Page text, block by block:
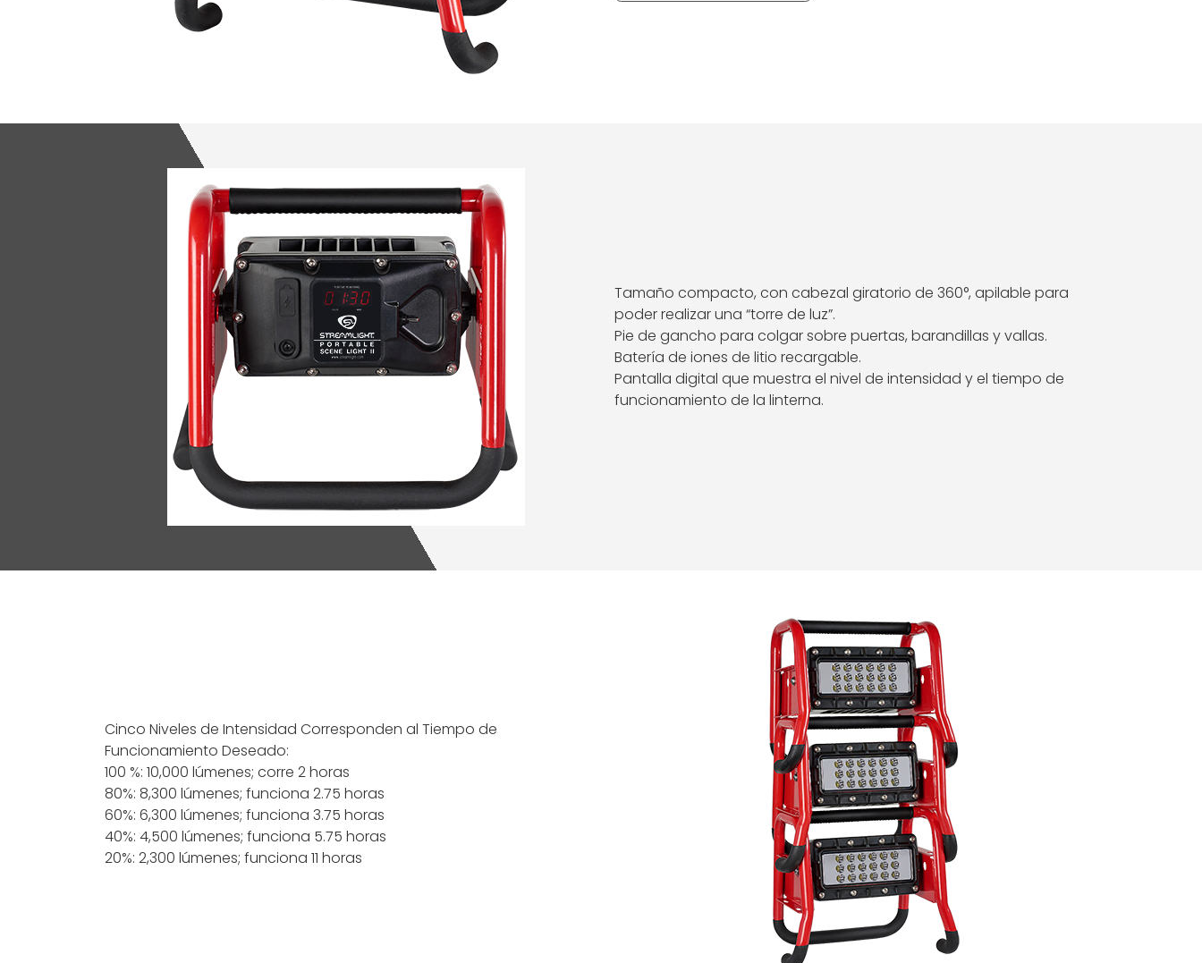
Tamaño compacto, con cabezal giratorio de 360°, apilable para
poder realizar una “torre de luz”.
Pie de gancho para colgar sobre puertas, barandillas y vallas.
Batería de iones de litio recargable.
Pantalla digital que muestra el nivel de intensidad y el tiempo de
funcionamiento de la linterna.
Cinco Niveles de Intensidad Corresponden al Tiempo de
Funcionamiento Deseado:
100 %: 10,000 lúmenes; corre 2 horas
80%: 8,300 lúmenes; funciona 2.75 horas
60%: 6,300 lúmenes; funciona 3.75 horas
40%: 4,500 lúmenes; funciona 5.75 horas
20%: 2,300 lúmenes; funciona 11 horas